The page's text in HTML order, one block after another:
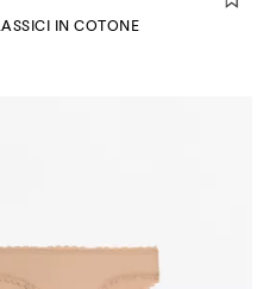
IN COTONE
prezzi